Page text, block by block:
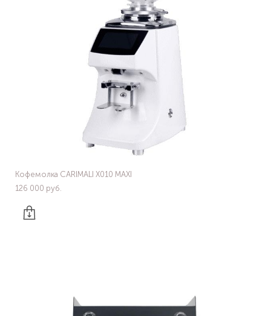
Кофемолка CARIMALI X010 MAXI
126 000 pуб.